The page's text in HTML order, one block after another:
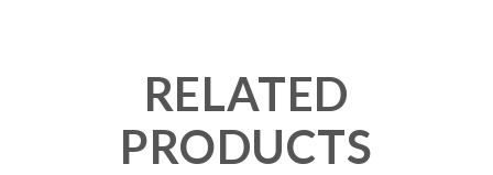
RELATED
PRODUCTS